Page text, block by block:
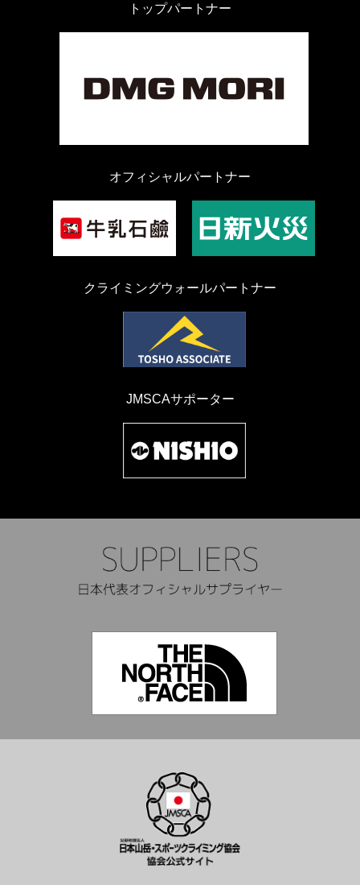
トップパートナー
オフィシャルパートナー
クライミングウォールパートナー
JMSCAサポーター